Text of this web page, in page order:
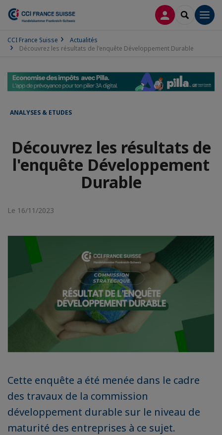
CONNEXION
CCI France Suisse
Actualités
Découvrez les résultats de l'enquête Développement Durable
ANALYSES & ETUDES
Découvrez les résultats de
l'enquête Développement
Durable
Le 16/11/2023
Cette enquête a été menée dans le cadre
des travaux de la commission
développement durable sur le niveau de
maturité des entreprises à ce sujet.